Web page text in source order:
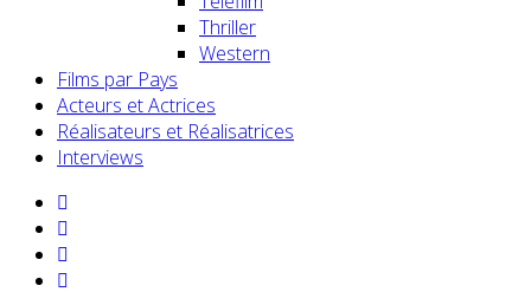
Thriller
Western
Films par Pays
Acteurs et Actrices
Réalisateurs et Réalisatrices
Interviews